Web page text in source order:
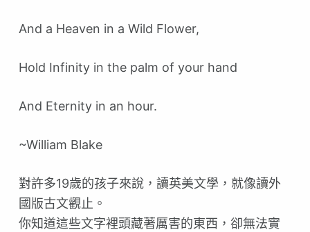
And a Heaven in a Wild Flower,
Hold Infinity in the palm of your hand
And Eternity in an hour.
~William Blake
對許多19歲的孩子來說，讀英美文學，就像讀外
國版古文觀止。
你知道這些文字裡頭藏著厲害的東西，卻無法實